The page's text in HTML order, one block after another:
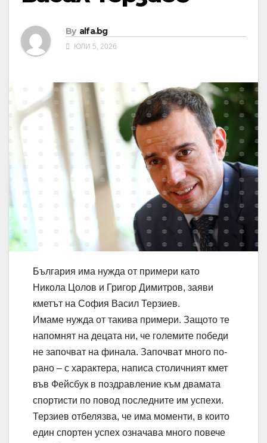
By alfa.bg
ЮЛИ 5, 2026
България има нужда от примери като
Никола Цолов и Григор Димитров, заяви
кметът на София Васил Терзиев.
Имаме нужда от такива примери. Защото те
напомнят на децата ни, че големите победи
не започват на финала. Започват много по-
рано – с характера, написа столичният кмет
във Фейсбук в поздравление към двамата
спортисти по повод последните им успехи.
Терзиев отбелязва, че има моменти, в които
един спортен успех означава много повече